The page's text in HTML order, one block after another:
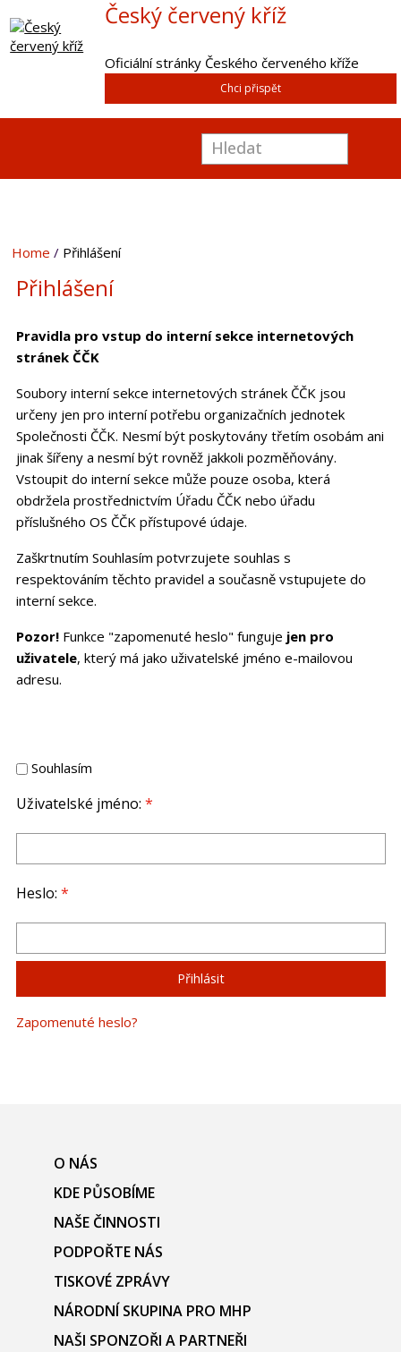
Český červený kříž
Oficiální stránky Českého červeného kříže
Chci přispět
Home Přihlášení
Přihlášení
Pravidla pro vstup do interní sekce internetových
stránek ČČK
Soubory interní sekce internetových stránek ČČK jsou
určeny jen pro interní potřebu organizačních jednotek
Společnosti ČČK. Nesmí být poskytovány třetím osobám ani
jinak šířeny a nesmí být rovněž jakkoli pozměňovány.
Vstoupit do interní sekce může pouze osoba, která
obdržela prostřednictvím Úřadu ČČK nebo úřadu
příslušného OS ČČK přístupové údaje.
Zaškrtnutím Souhlasím potvrzujete souhlas s
respektováním těchto pravidel a současně vstupujete do
interní sekce.
Pozor!Funkce "zapomenuté heslo" funguje jen pro
uživatele, který má jako uživatelské jméno e-mailovou
adresu.
Souhlasím
Uživatelské jméno: *
Heslo: *
Zapomenuté heslo?
O NÁS
KDE PŮSOBÍME
NAŠE ČINNOSTI
PODPOŘTE NÁS
TISKOVÉ ZPRÁVY
NÁRODNÍ SKUPINA PRO MHP
NAŠI SPONZOŘI A PARTNEŘI